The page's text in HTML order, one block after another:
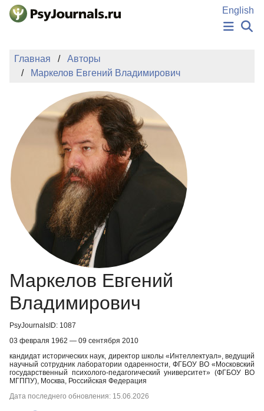
Перейти к основному содержанию
English
ИЗДАНИЯ
АВТОРЫ
ПОДАТЬ РУКОПИСЬ
БАЗА ЗНАНИЙ
КЛЮЧЕВЫЕ СЛОВА
Регистрация
Главная
Авторы
Маркелов Евгений Владимирович
Маркелов Евгений
Владимирович
PsyJournalsID: 1087
03 февраля 1962 — 09 сентября 2010
кандидат исторических наук, директор школы «Интеллектуал», ведущий
научный сотрудник лаборатории одаренности, ФГБОУ ВО «Московский
государственный психолого-педагогический университет» (ФГБОУ ВО
МГППУ), Москва, Российская Федерация
Дата последнего обновления: 15.06.2026